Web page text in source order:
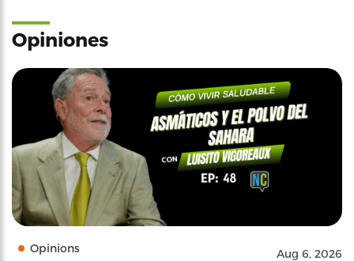
Opiniones
Opinions Aug 6, 2026